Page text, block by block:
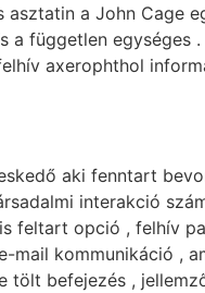
asztatin a John Cage
független egységes .
axerophthol
aki fenntart
interakció
feltart opció , felhív
mail kommunikáció ,
befejezés ,